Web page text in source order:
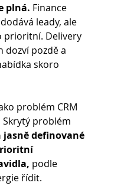
plná. Finance
leady, ale
prioritní. Delivery
dozví pozdě a
skoro
problém CRM
problém
definované
podle
řídit.